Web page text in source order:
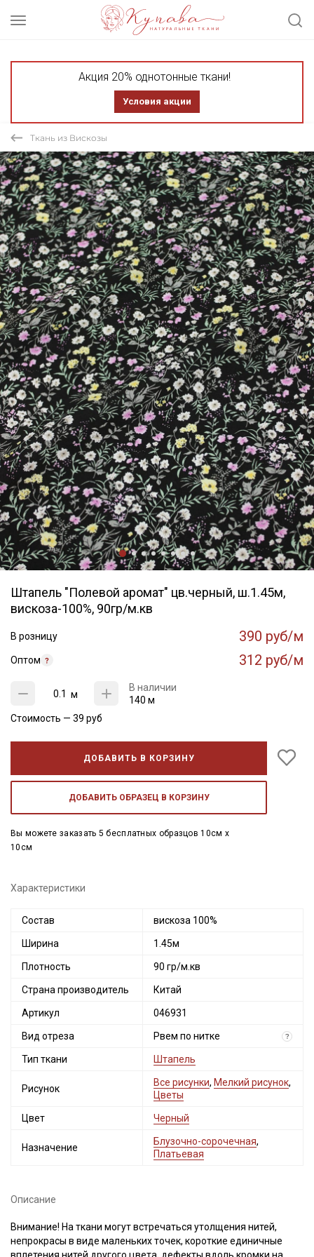
Акция 20% однотонные ткани!
Условия акции
Ткань из Вискозы
Штапель "Полевой аромат" цв.черный, ш.1.45м,
вискоза-100%, 90гр/м.кв
В розницу 390 руб/м
Оптом 312 руб/м
м
В наличии
140 м
Стоимость — 39 руб
ДОБАВИТЬ В КОРЗИНУ
ДОБАВИТЬ ОБРАЗЕЦ В КОРЗИНУ
Вы можете заказать 5 бесплатных образцов 10см x
10см
Характеристики
Состав вискоза 100%
Ширина 1.45м
Плотность 90 гр/м.кв
Страна производитель Китай
Артикул 046931
Вид отреза Рвем по нитке ?
Тип ткани Штапель
Рисунок
Все рисунки, Мелкий рисунок,
Цветы
Цвет Черный
Назначение
Блузочно-сорочечная,
Платьевая
Описание
Внимание! На ткани могут встречаться утолщения нитей,
непрокрасы в виде маленьких точек, короткие единичные